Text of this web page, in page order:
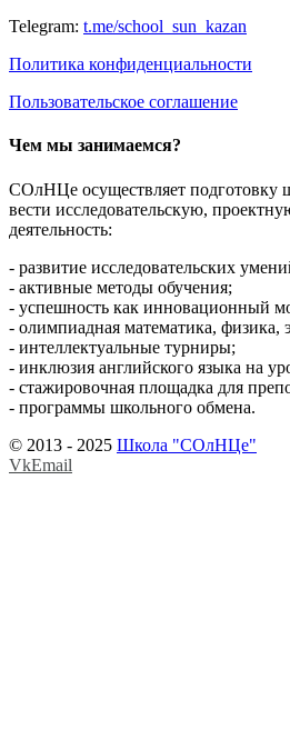
Telegram: t.me/school_sun_kazan
Политика конфиденциальности
Пользовательское соглашение
Чем мы занимаемся?
СОлНЦе осуществляет подготовку
вести исследовательскую,
деятельность:
- развитие исследовательских
- активные методы обучения;
- успешность как инновационный
- олимпиадная математика, физика,
- интеллектуальные турниры;
- инклюзия английского языка на
- стажировочная площадка для
- программы школьного обмена.
© 2013 - 2025 Школа "СОлНЦе"
VkEmail